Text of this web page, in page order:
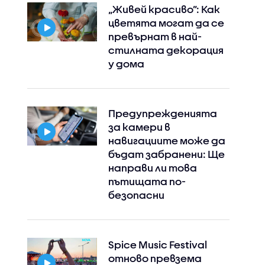
„Живей красиво”: Как
цветята могат да се
превърнат в най-
стилната декорация
у дома
Предупрежденията
за камери в
навигациите може да
бъдат забранени: Ще
направи ли това
пътищата по-
безопасни
Spice Music Festival
отново превзема